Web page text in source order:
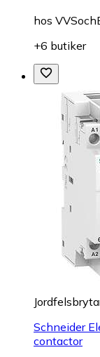
hos
+6 butiker
Schneider
contactor